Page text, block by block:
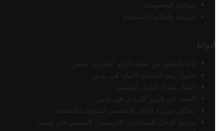
سياسة الخصوصية
شروط وأحكام الاستخدام
أدواتنا
أداة التحقق من صحة الرقم الضريبي تونس
محول رقم الحساب الآيبان في تونس
أسعار صرف الدينار التونسي
البحث عن الرمز البريدي في تونس
محاكي ضريبة الدخل الشخصي للموظف/المتقاعد
ضريبة الدخل للمتقاعدين الفرنسيين المقيمين في تونس